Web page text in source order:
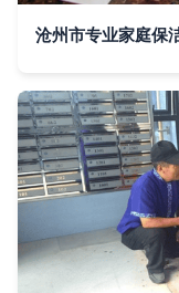
沧州市专业家庭保